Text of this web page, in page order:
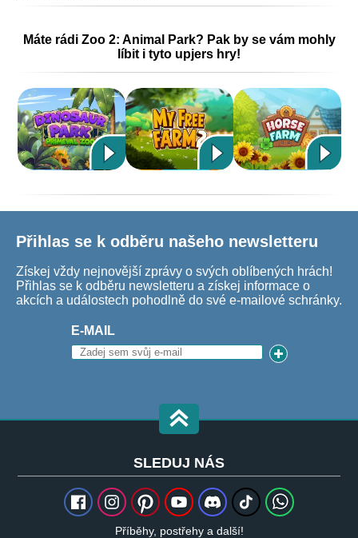
Máte rádi Zoo 2: Animal Park? Pak by se vám mohly
líbit i tyto upjers hry!
Přihlas se k odběru našeho newsletteru
Získej vždy nejnovější zprávy o svých oblíbených hrách!
Přihlas se k odběru newsletteru a získej informace o
akcích a událostech pohodlně do své e-mailové schránky.
E-MAIL
SLEDUJ NÁS
Příběhy, postřehy a další!